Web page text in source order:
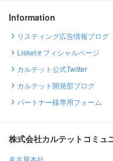
Information
リスティング広告情報ブログ
Lisketオフィシャルページ
カルテット公式Twitter
カルテット開発部ブログ
パートナー様専用フォーム
株式会社カルテットコミュ
名古屋本社